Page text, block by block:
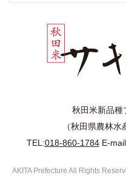
秋田米新品種
（秋田県農林水
TEL:018-860-1784E-
AKITA Prefecture All Rights